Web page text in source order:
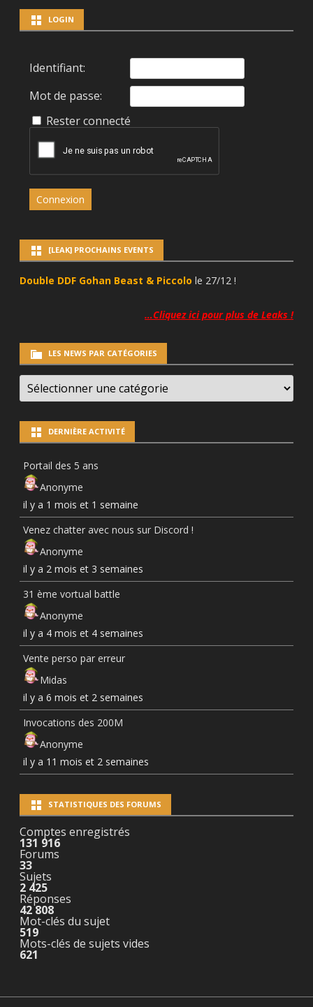
LOGIN
Identifiant:
Mot de passe:
Rester connecté
Connexion
[LEAK] PROCHAINS EVENTS
Double DDF Gohan Beast & Piccolo le 27/12 !
…Cliquez ici pour plus de Leaks !
LES NEWS PAR CATÉGORIES
LES
NEWS
PAR
DERNIÈRE ACTIVITÉ
Portail des 5 ans
Anonyme
il y a 1 mois et 1 semaine
Venez chatter avec nous sur Discord !
Anonyme
il y a 2 mois et 3 semaines
31 ème vortual battle
Anonyme
il y a 4 mois et 4 semaines
Vente perso par erreur
Midas
il y a 6 mois et 2 semaines
Invocations des 200M
Anonyme
il y a 11 mois et 2 semaines
STATISTIQUES DES FORUMS
Comptes enregistrés
131 916
Forums
33
Sujets
2 425
Réponses
42 808
Mot-clés du sujet
519
Mots-clés de sujets vides
621